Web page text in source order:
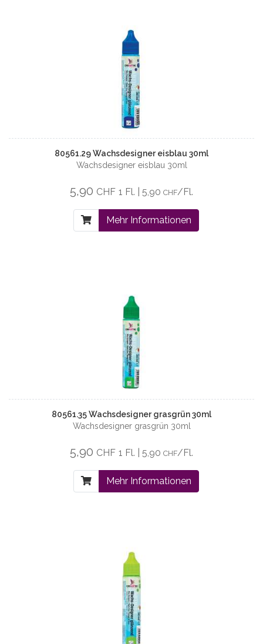
80561.29 Wachsdesigner eisblau 30ml
Wachsdesigner eisblau 30ml
5,90 CHF 1 Fl. | 5,90 CHF/Fl.
Mehr Informationen
80561.35 Wachsdesigner grasgrün 30ml
Wachsdesigner grasgrün 30ml
5,90 CHF 1 Fl. | 5,90 CHF/Fl.
Mehr Informationen